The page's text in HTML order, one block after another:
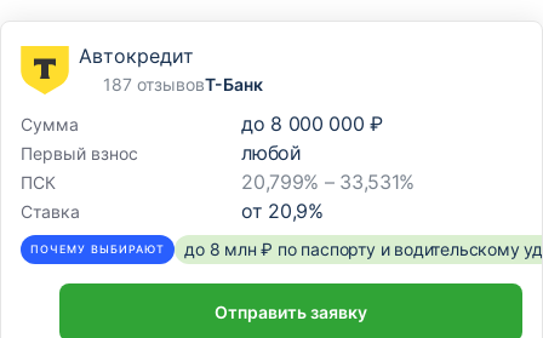
Автокредит
187 отзывовТ-Банк
Сумма
до 8 000 000 ₽
Первый взнос любой
ПСК 20,799% – 33,531%
Ставка от 20,9%
ПОЧЕМУ ВЫБИРАЮТ до 8 млн ₽ по паспорту и водительскому
Отправить заявку